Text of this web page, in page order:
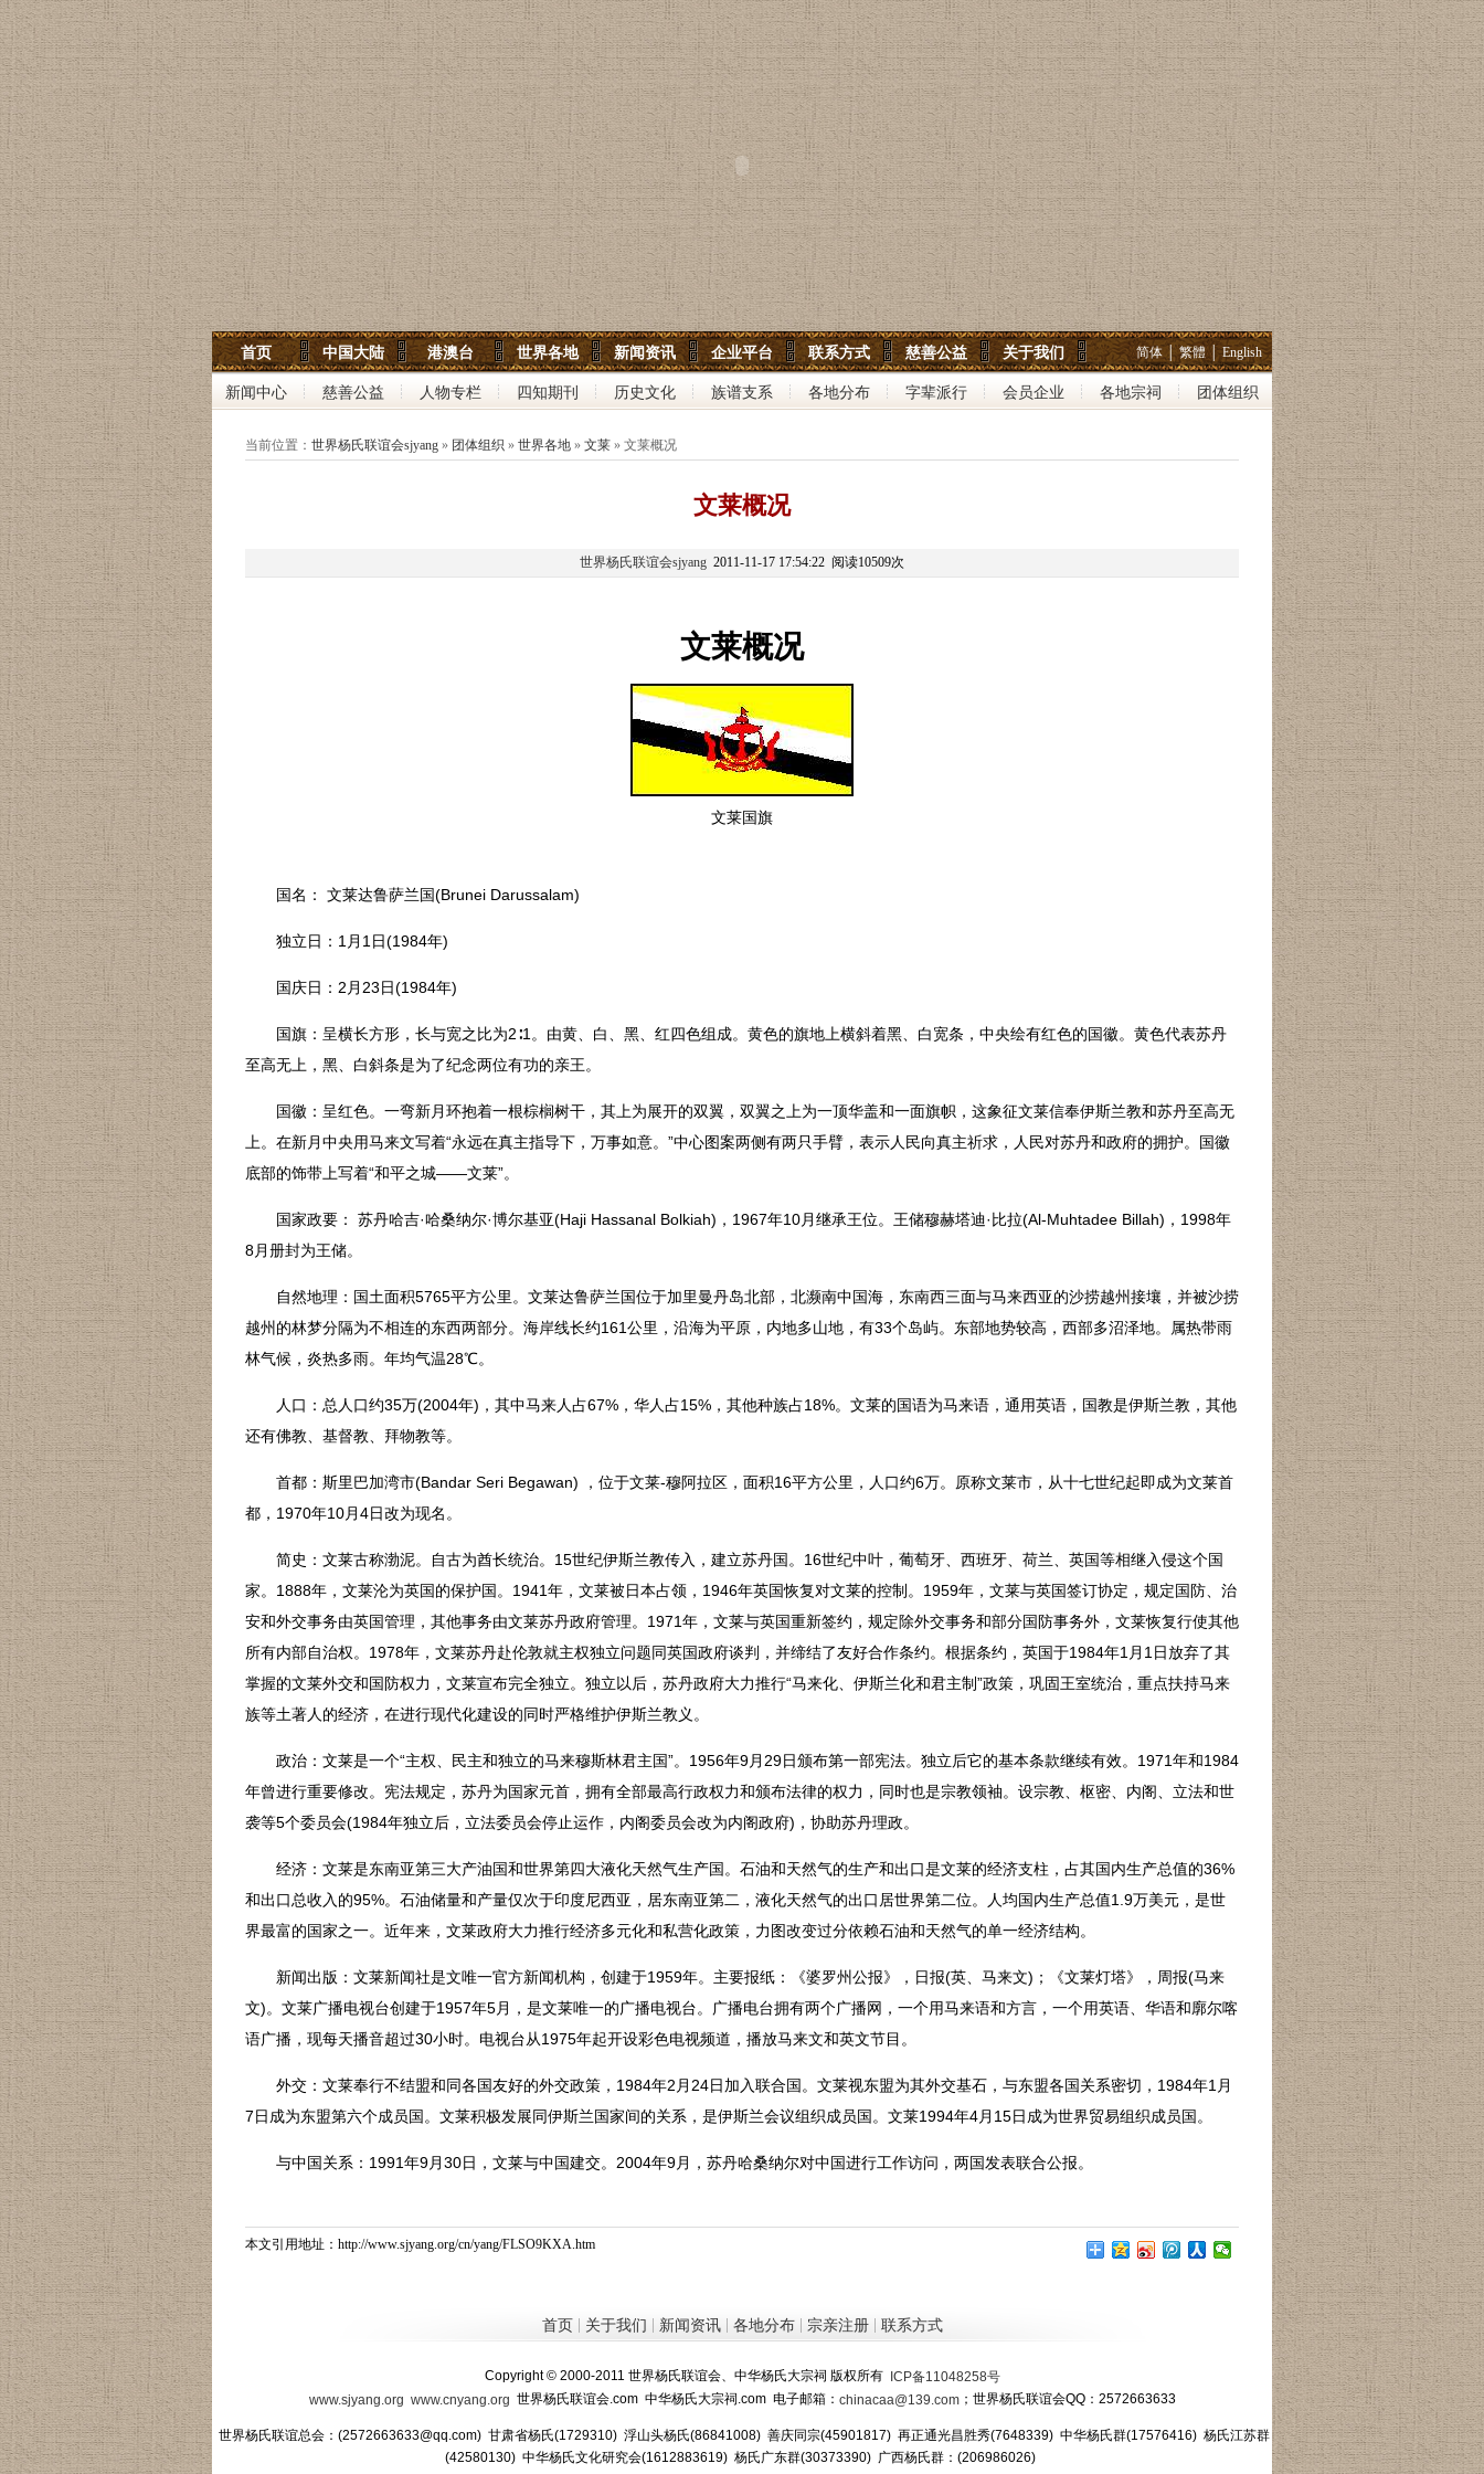
世界杨氏宗亲网
世界杨氏联谊会
中华杨氏大宗祠
首页 中国大陆 港澳台 世界各地 新闻资讯 企业平台 联系方式 慈善公益 关于我们 简体 │ 繁體│English
新闻中心 慈善公益 人物专栏 四知期刊 历史文化 族谱支系 各地分布 字辈派行 会员企业 各地宗祠 团体组织
当前位置： 世界杨氏联谊会sjyang » 团体组织 » 世界各地 » 文莱 » 文莱概况
文莱概况
世界杨氏联谊会sjyang 2011-11-17 17:54:22 阅读10509次
文莱概况
文莱国旗
国名： 文莱达鲁萨兰国(Brunei Darussalam)
独立日：1月1日(1984年)
国庆日：2月23日(1984年)
国旗：呈横长方形，长与宽之比为2∶1。由黄、白、黑、红四色组成。黄色的旗地上横斜着黑、白宽条，中央绘有红色的国徽。黄色代表苏丹
至高无上，黑、白斜条是为了纪念两位有功的亲王。
国徽：呈红色。一弯新月环抱着一根棕榈树干，其上为展开的双翼，双翼之上为一顶华盖和一面旗帜，这象征文莱信奉伊斯兰教和苏丹至高无
上。在新月中央用马来文写着“永远在真主指导下，万事如意。”中心图案两侧有两只手臂，表示人民向真主祈求，人民对苏丹和政府的拥护。国徽
底部的饰带上写着“和平之城——文莱”。
国家政要： 苏丹哈吉·哈桑纳尔·博尔基亚(Haji Hassanal Bolkiah)，1967年10月继承王位。王储穆赫塔迪·比拉(Al-Muhtadee Billah)，1998年
8月册封为王储。
自然地理：国土面积5765平方公里。文莱达鲁萨兰国位于加里曼丹岛北部，北濒南中国海，东南西三面与马来西亚的沙捞越州接壤，并被沙捞
越州的林梦分隔为不相连的东西两部分。海岸线长约161公里，沿海为平原，内地多山地，有33个岛屿。东部地势较高，西部多沼泽地。属热带雨
林气候，炎热多雨。年均气温28℃。
人口：总人口约35万(2004年)，其中马来人占67%，华人占15%，其他种族占18%。文莱的国语为马来语，通用英语，国教是伊斯兰教，其他
还有佛教、基督教、拜物教等。
首都：斯里巴加湾市(Bandar Seri Begawan) ，位于文莱-穆阿拉区，面积16平方公里，人口约6万。原称文莱市，从十七世纪起即成为文莱首
都，1970年10月4日改为现名。
简史：文莱古称渤泥。自古为酋长统治。15世纪伊斯兰教传入，建立苏丹国。16世纪中叶，葡萄牙、西班牙、荷兰、英国等相继入侵这个国
家。1888年，文莱沦为英国的保护国。1941年，文莱被日本占领，1946年英国恢复对文莱的控制。1959年，文莱与英国签订协定，规定国防、治
安和外交事务由英国管理，其他事务由文莱苏丹政府管理。1971年，文莱与英国重新签约，规定除外交事务和部分国防事务外，文莱恢复行使其他
所有内部自治权。1978年，文莱苏丹赴伦敦就主权独立问题同英国政府谈判，并缔结了友好合作条约。根据条约，英国于1984年1月1日放弃了其
掌握的文莱外交和国防权力，文莱宣布完全独立。独立以后，苏丹政府大力推行“马来化、伊斯兰化和君主制”政策，巩固王室统治，重点扶持马来
族等土著人的经济，在进行现代化建设的同时严格维护伊斯兰教义。
政治：文莱是一个“主权、民主和独立的马来穆斯林君主国”。1956年9月29日颁布第一部宪法。独立后它的基本条款继续有效。1971年和1984
年曾进行重要修改。宪法规定，苏丹为国家元首，拥有全部最高行政权力和颁布法律的权力，同时也是宗教领袖。设宗教、枢密、内阁、立法和世
袭等5个委员会(1984年独立后，立法委员会停止运作，内阁委员会改为内阁政府)，协助苏丹理政。
经济：文莱是东南亚第三大产油国和世界第四大液化天然气生产国。石油和天然气的生产和出口是文莱的经济支柱，占其国内生产总值的36%
和出口总收入的95%。石油储量和产量仅次于印度尼西亚，居东南亚第二，液化天然气的出口居世界第二位。人均国内生产总值1.9万美元，是世
界最富的国家之一。近年来，文莱政府大力推行经济多元化和私营化政策，力图改变过分依赖石油和天然气的单一经济结构。
新闻出版：文莱新闻社是文唯一官方新闻机构，创建于1959年。主要报纸：《婆罗州公报》，日报(英、马来文)；《文莱灯塔》，周报(马来
文)。文莱广播电视台创建于1957年5月，是文莱唯一的广播电视台。广播电台拥有两个广播网，一个用马来语和方言，一个用英语、华语和廓尔喀
语广播，现每天播音超过30小时。电视台从1975年起开设彩色电视频道，播放马来文和英文节目。
外交：文莱奉行不结盟和同各国友好的外交政策，1984年2月24日加入联合国。文莱视东盟为其外交基石，与东盟各国关系密切，1984年1月
7日成为东盟第六个成员国。文莱积极发展同伊斯兰国家间的关系，是伊斯兰会议组织成员国。文莱1994年4月15日成为世界贸易组织成员国。
与中国关系：1991年9月30日，文莱与中国建交。2004年9月，苏丹哈桑纳尔对中国进行工作访问，两国发表联合公报。
本文引用地址： http://www.sjyang.org/cn/yang/FLSO9KXA.htm
首页| 关于我们 新闻资讯| 各地分布| 宗亲注册| 联系方式
Copyright © 2000-2011 世界杨氏联谊会、中华杨氏大宗祠 版权所有 ICP备11048258号
www.sjyang.org www.cnyang.org 世界杨氏联谊会.com 中华杨氏大宗祠.com 电子邮箱： chinacaa@139.com；世界杨氏联谊会QQ：2572663633
世界杨氏联谊总会：(2572663633@qq.com) 甘肃省杨氏(1729310) 浮山头杨氏(86841008) 善庆同宗(45901817) 再正通光昌胜秀(7648339) 中华杨氏群(17576416) 杨氏江苏群
(42580130) 中华杨氏文化研究会(1612883619) 杨氏广东群(30373390) 广西杨氏群：(206986026)